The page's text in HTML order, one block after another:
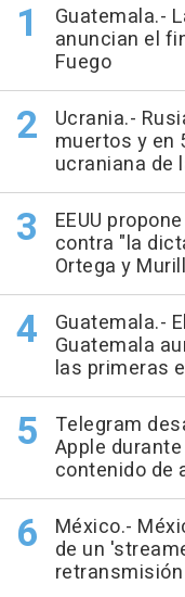
Guatemala.-
anuncian el
Fuego
Ucrania.-
muertos y en
ucraniana de
EEUU
contra "la
Ortega y
Guatemala.-
Guatemala
las primeras
Telegram
Apple
contenido de
México.-
de un